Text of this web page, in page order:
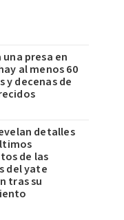
una presa en
al menos 60
y decenas de
detalles
de las
del yate
tras su